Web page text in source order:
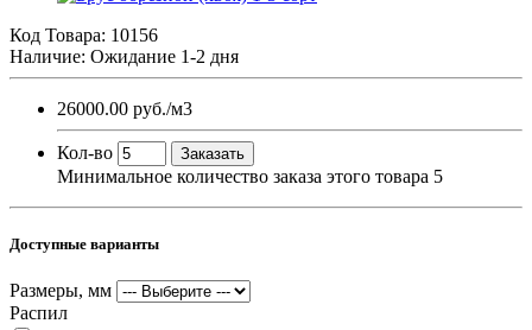
Код Товара: 10156
Наличие: Ожидание 1-2 дня
26000.00 руб./м3
Кол-во Заказать
Минимальное количество заказа этого товара 5
Доступные варианты
Размеры, мм
Распил